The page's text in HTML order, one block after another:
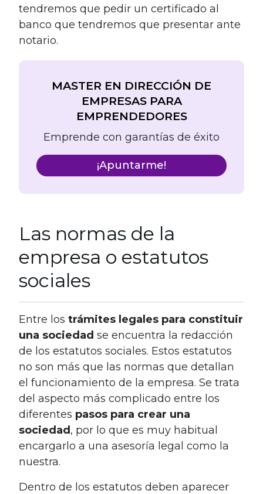
tendremos que pedir un certificado al
banco que tendremos que presentar ante
notario.
MASTER EN DIRECCIÓN DE
EMPRESAS PARA
EMPRENDEDORES
Emprende con garantías de éxito
¡Apuntarme!
Las normas de la
empresa o estatutos
sociales
Entre los trámites legales para constituir
una sociedad se encuentra la redacción
de los estatutos sociales. Estos estatutos
no son más que las normas que detallan
el funcionamiento de la empresa. Se trata
del aspecto más complicado entre los
diferentes pasos para crear una
sociedad , por lo que es muy habitual
encargarlo a una asesoría legal como la
nuestra.
Dentro de los estatutos deben aparecer